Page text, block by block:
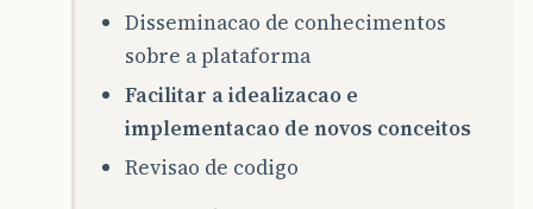
Disseminacao de conhecimentos
sobre a plataforma
Facilitar a idealizacao e
implementacao de novos conceitos
Revisao de codigo